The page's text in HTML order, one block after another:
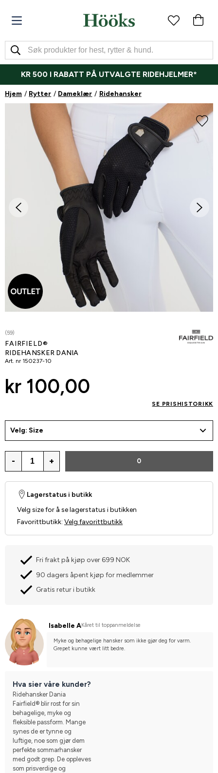
KR 500 I RABATT PÅ UTVALGTE RIDEHJELMER*
Hjem Rytter Dameklær Ridehansker
(59)
FAIRFIELD®
RIDEHANSKER DANIA
Art. nr 150237-10
kr 100,00
SE PRISHISTORIKK
Velg: Size
- + 0
Lagerstatus i butikk
Velg size for å se lagerstatus i butikken
Favorittbutikk: Velg favorittbutikk
Fri frakt på kjøp over 699 NOK
90 dagers åpent kjøp for medlemmer
Gratis retur i butikk
Isabelle AKåret til toppanmeldelse
Myke og behagelige hansker som ikke gjør deg for varm.
Grepet kunne vært litt bedre.
Hva sier våre kunder?
Ridehansker Dania
Fairfield® blir rost for sin
behagelige, myke og
fleksible passform. Mange
synes de er tynne og
luftige, noe som gjør dem
perfekte sommarhansker
med godt grep. De oppleves
som prisverdige og